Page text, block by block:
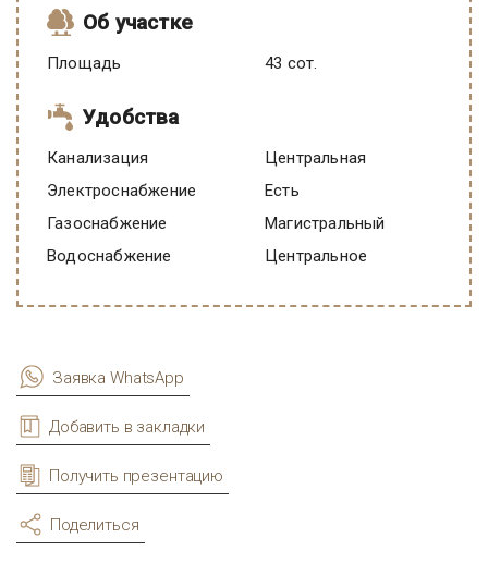
Об участке
Площадь 43 сот.
Удобства
Канализация
Центральная
Электроснабжение
есть
Газоснабжение
Магистральный
Водоснабжение
Центральное
Заявка WhatsApp
Добавить в закладки
Получить презентацию
Поделиться